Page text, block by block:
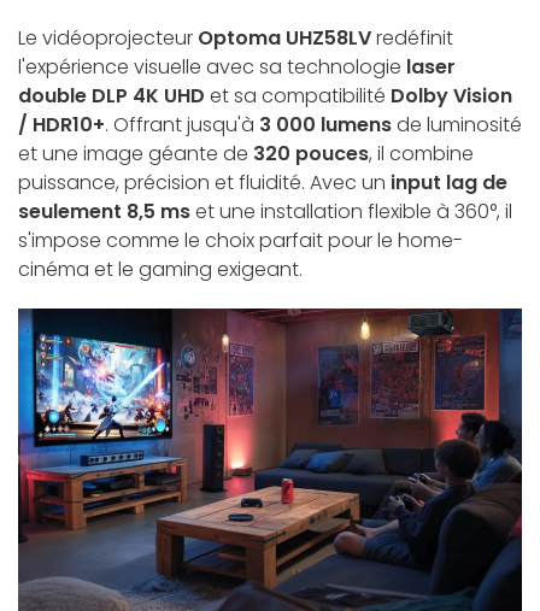
Le vidéoprojecteur Optoma UHZ58LVredéfinit
l'expérience visuelle avec sa technologie laser
double DLP 4K UHD et sa compatibilité Dolby Vision
/ HDR10+. Offrant jusqu'à 3 000 lumensde luminosité
et une image géante de 320 pouces, il combine
puissance, précision et fluidité. Avec un input lag de
seulement 8,5 mset une installation flexible à 360°, il
s'impose comme le choix parfait pour le home-
cinéma et le gaming exigeant.